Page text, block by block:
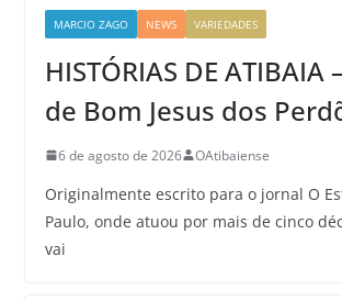
MARCIO ZAGO NEWS VARIEDADES
HISTÓRIAS DE ATIBAIA
de Bom Jesus dos
6 de agosto de 2026 OAtibaiense
Originalmente escrito para o jornal O
Paulo, onde atuou por mais de cinco
vai